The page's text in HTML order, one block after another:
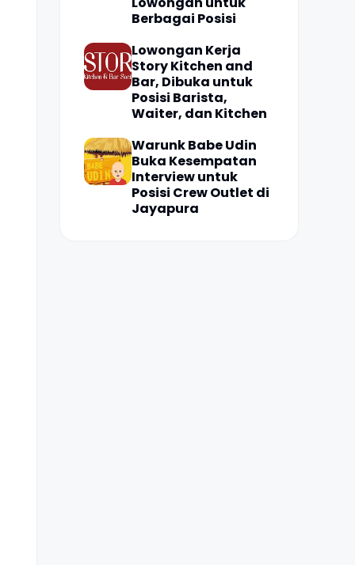
Berbagai Posisi
Lowongan Kerja
Story Kitchen and
Bar, Dibuka untuk
Posisi Barista,
Waiter, dan Kitchen
Warunk Babe Udin
Buka Kesempatan
Interview untuk
Posisi Crew Outlet di
Jayapura